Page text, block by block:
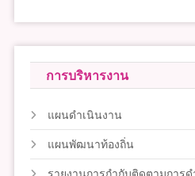
การบริหารงาน
แผนดำเนินงาน
แผนพัฒนาท้องถิ่น